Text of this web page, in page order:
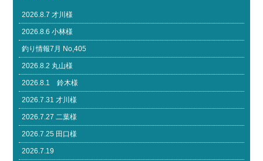
2026.8.7 才川様
2026.8.6 小林様
釣り情報7月 No,405
2026.8.2 丸山様
2026.8.1 鈴木様
2026.7.31 才川様
2026.7.27 二葉様
2026.7.25 田口様
2026.7.19